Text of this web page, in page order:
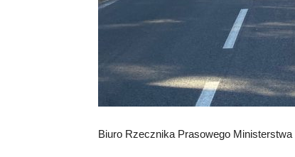
Biuro Rzecznika Prasowego